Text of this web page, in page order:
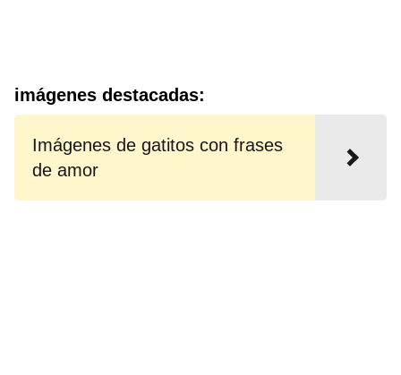
imágenes destacadas:
Imágenes de gatitos con frases
de amor